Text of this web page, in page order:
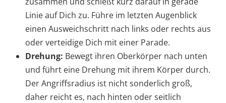
Linie auf Dich zu. Führe im letzten Augenblick
einen Ausweichschritt nach links oder rechts aus
oder verteidige Dich mit einer Parade.
Drehung: Bewegt ihren Oberkörper nach unten
und führt eine Drehung mit ihrem Körper durch.
Der Angriffsradius ist nicht sonderlich groß,
daher reicht es, nach hinten oder seitlich